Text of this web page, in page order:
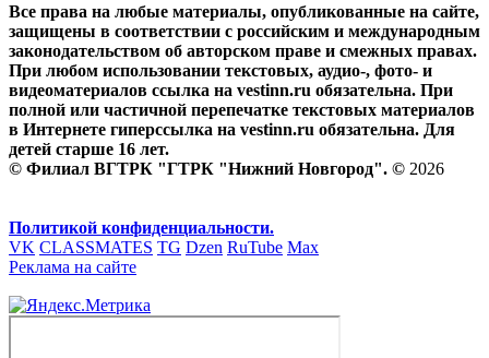
Все права на любые материалы, опубликованные на сайте,
защищены в соответствии с российским и международным
законодательством об авторском праве и смежных правах.
При любом использовании текстовых, аудио-, фото- и
видеоматериалов ссылка на vestinn.ru обязательна. При
полной или частичной перепечатке текстовых материалов
в Интернете гиперссылка на vestinn.ru обязательна. Для
детей старше 16 лет.
© Филиал ВГТРК "ГТРК "Нижний Новгород". © 2026
Политикой конфиденциальности.
VK CLASSMATES TG Dzen RuTube Max
Реклама на сайте